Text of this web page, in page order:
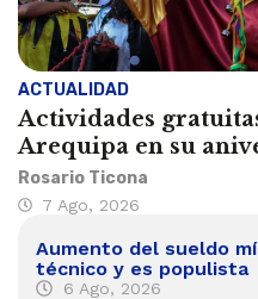
ACTUALIDAD
Actividades
Arequipa en su
Rosario Ticona
7 Ago, 2026
Aumento del sueldo
técnico y es populista
6 Ago, 2026